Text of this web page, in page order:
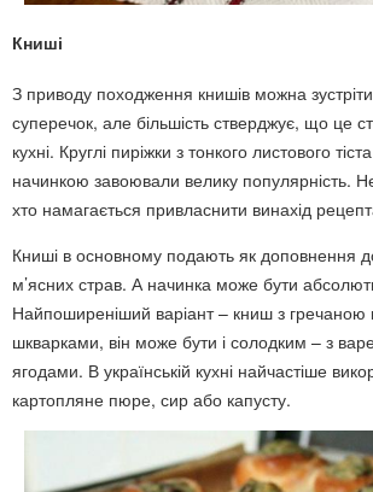
Книші
З приводу походження книшів можна
суперечок, але більшість стверджує, що це
кухні. Круглі пиріжки з тонкого листового
начинкою завоювали велику популярність.
хто намагається привласнити винахід
Книші в основному подають як доповнення
м’ясних страв. А начинка може бути
Найпоширеніший варіант – книш з
шкварками, він може бути і солодким – з
ягодами. В українській кухні найчастіше
картопляне пюре, сир або капусту.